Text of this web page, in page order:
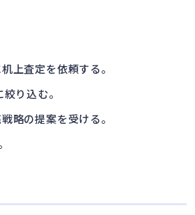
上査定を依頼する。
り込む。
略の提案を受ける。